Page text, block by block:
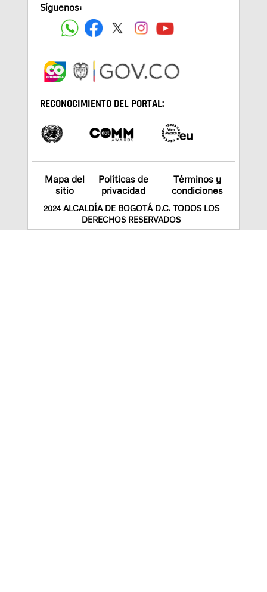
Síguenos:
RECONOCIMIENTO DEL PORTAL:
Mapa del
sitio
Políticas de
privacidad
Términos y
condiciones
2024 ALCALDÍA DE BOGOTÁ D.C. TODOS LOS
DERECHOS RESERVADOS